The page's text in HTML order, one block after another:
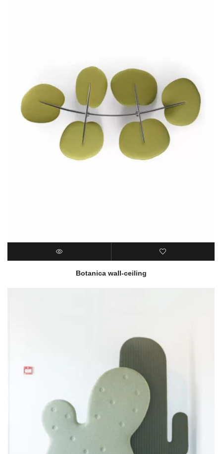
Botanica wall-ceiling